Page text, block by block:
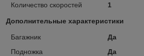
Количество скоростей 1
Дополнительные характеристики
Багажник
Да
Подножка
Да